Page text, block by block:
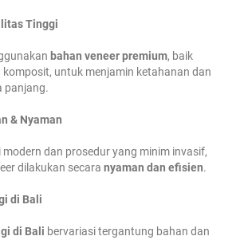
Tinggi
bahan veneer premium, baik
komposit, untuk menjamin ketahanan dan
panjang.
& Nyaman
modern dan prosedur yang minim invasif,
dilakukan secara nyaman dan efisien.
di Bali
di Bali bervariasi tergantung bahan dan